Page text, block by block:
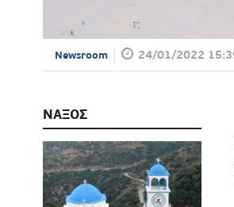
Newsroom 24/01/2022
ΝΑΞΟΣ